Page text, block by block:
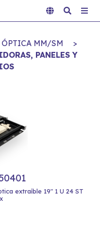
ÓPTICA MM/SM
>
PANELES Y
extraíble 19" 1 U 24 ST